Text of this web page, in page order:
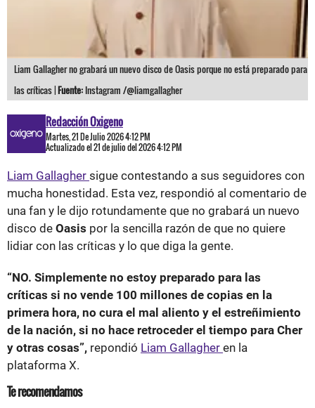
Liam Gallagher no grabará un nuevo disco de Oasis porque no está preparado para
las críticas |Fuente: Instagram /@liamgallagher
Redacción Oxigeno
Martes, 21 De Julio 2026 4:12 PM
Actualizado el 21 de julio del 2026 4:12 PM
Liam Gallagher sigue contestando a sus seguidores con
mucha honestidad. Esta vez, respondió al comentario de
una fan y le dijo rotundamente que no grabará un nuevo
disco de Oasis por la sencilla razón de que no quiere
lidiar con las críticas y lo que diga la gente.
“NO. Simplemente no estoy preparado para las
críticas si no vende 100 millones de copias en la
primera hora, no cura el mal aliento y el estreñimiento
de la nación, si no hace retroceder el tiempo para Cher
y otras cosas”, repondió Liam Gallagher en la
plataforma X.
Te recomendamos